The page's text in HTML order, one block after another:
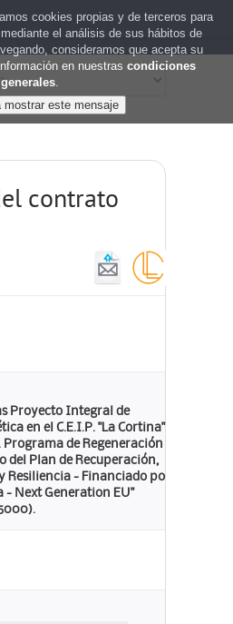
contrato
Proyecto Integral de
en el C.E.I.P. "La Cortina"
de Regeneración y
del Plan de Recuperación,
Resiliencia - Financiado por
- Next Generation EU"
cookies propias y de terceros para
el análisis de sus hábitos de
consideramos que acepta su
en nuestras condiciones
generales.